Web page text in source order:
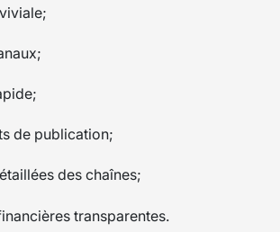
de publication;
des chaînes;
transparentes.